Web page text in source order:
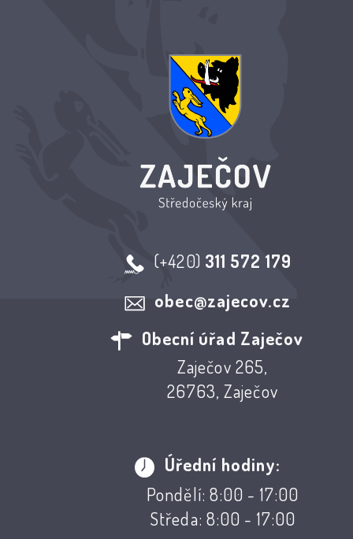
(+420) 311 572 179
obec@zajecov.cz
Obecní úřad Zaječov
Zaječov 265,
26763, Zaječov
Úřední hodiny:
Pondělí: 8:00 - 17:00
Středa: 8:00 - 17:00